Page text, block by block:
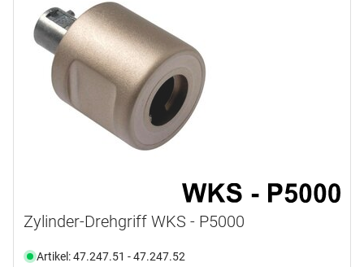
Zylinder-Drehgriff WKS - P5000
Artikel: 47.247.51 - 47.247.52